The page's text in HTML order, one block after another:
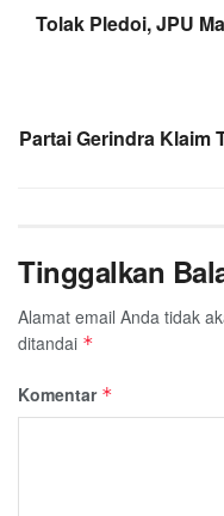
Tolak Pledoi, JPU
Partai Gerindra Klaim
Tinggalkan
Alamat email Anda tidak
ditandai *
Komentar *